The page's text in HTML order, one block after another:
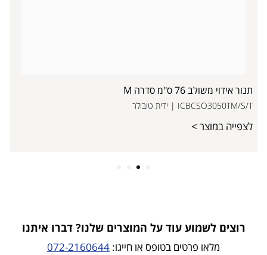
תנור אידוי משולב 76 ס"מ סדרה M
ICBCSO3050TM/S/T | ידית טובולר
לצפייה במוצר >
רוצים לשמוע עוד על המוצרים שלנו? דברו איתנו
מלאו פרטים בטופס או חייגו: 072-2160644